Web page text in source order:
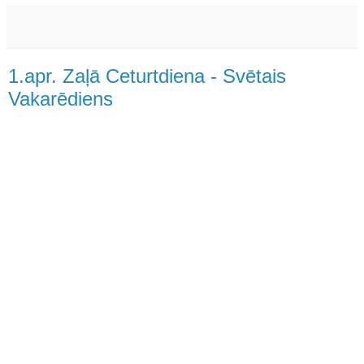
1.apr. Zaļā Ceturtdiena - Svētais
Vakarēdiens